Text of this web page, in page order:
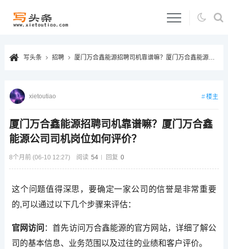
写头条 招聘 厦门万合鑫能源招聘司机靠谱嘛？厦门万合鑫能源公司司机岗位如何评价？
厦门万合鑫能源招聘司机靠谱嘛？厦门万合鑫
能源公司司机岗位如何评价？
8个月前 (06-10 12:27) 阅读 54 回复 0
xietoutiao 楼主
这个问题值得深思，要确定一家公司的信誉是非常重要
的,可以通过以下几个步骤来评估：
官网访问 ：首先访问万合鑫能源的官方网站，详细了解公
司的基本信息、业务范围以及过往的业绩和客户评价。